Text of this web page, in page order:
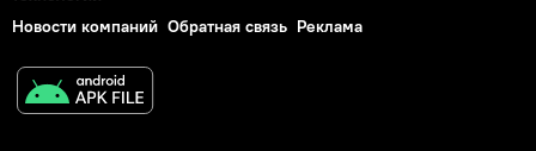
Новости компаний Обратная связь Реклама